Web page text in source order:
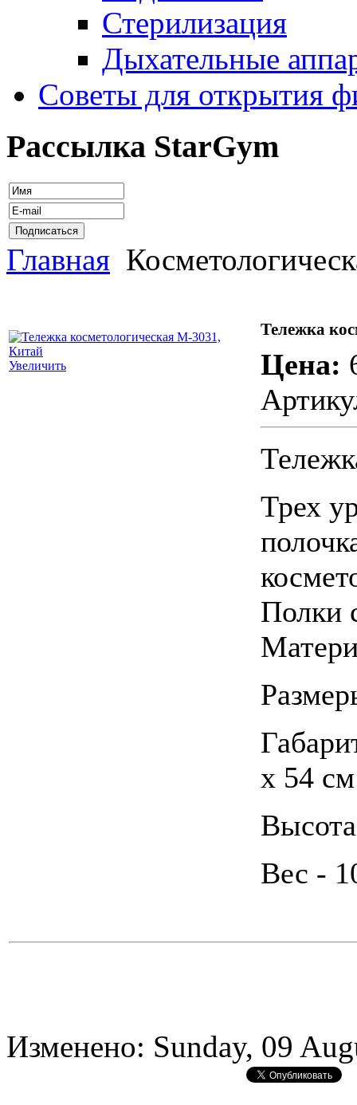
Стерилизация
Дыхательные
Советы для открытия
Рассылка StarGym
Главная
Увеличить
Тележка
Цена:
Трех
Полки
х 54 см
Вес -
Изменено: Sunday, 09